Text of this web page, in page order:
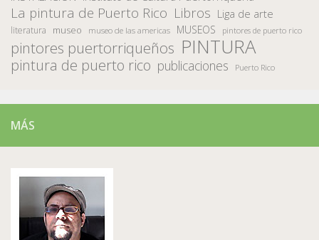
La pintura de Puerto Rico Libros Liga de arte
literatura museo museo de las americas MUSEOS pintores de puerto rico
pintores puertorriqueños PINTURA
pintura de puerto rico publicaciones Puerto Rico
MÁS